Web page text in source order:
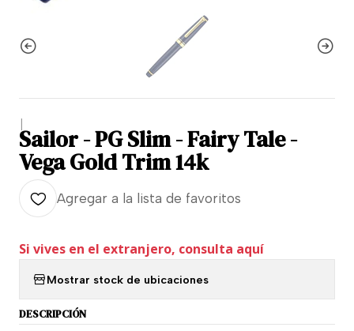
|
Sailor - PG Slim - Fairy Tale -
Vega Gold Trim 14k
Agregar a la lista de favoritos
Si vives en el extranjero, consulta aquí
Mostrar stock de ubicaciones
DESCRIPCIÓN